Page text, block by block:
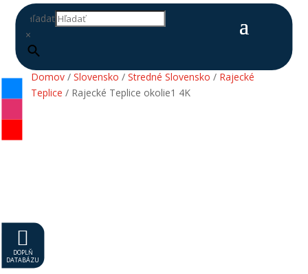
Hľadať
×

DOPLŇ
DATABÁZU
Domov/ Slovensko / Stredné Slovensko / Rajecké
Teplice / Rajecké Teplice okolie1 4K